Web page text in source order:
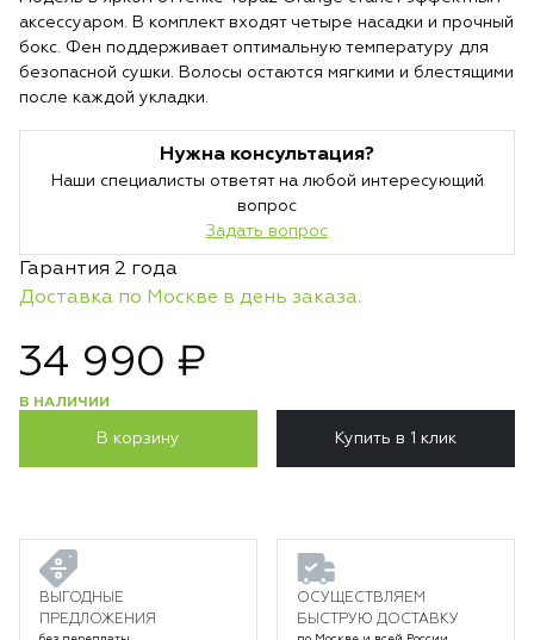
аксессуаром. В комплект входят четыре насадки и прочный
бокс. Фен поддерживает оптимальную температуру для
безопасной сушки. Волосы остаются мягкими и блестящими
после каждой укладки.
Нужна консультация?
Наши специалисты ответят на любой интересующий
вопрос
Задать вопрос
Гарантия 2 года
Доставка по Москве в день заказа.
34 990 ₽
В НАЛИЧИИ
В корзину Купить в 1 клик
ВЫГОДНЫЕ
ПРЕДЛОЖЕНИЯ
ОСУЩЕСТВЛЯЕМ
БЫСТРУЮ ДОСТАВКУ